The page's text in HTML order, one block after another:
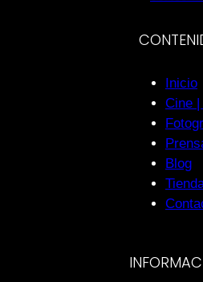
Inicio
Cine |
Blog